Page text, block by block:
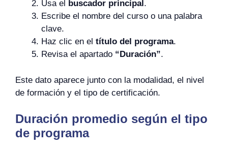
Usa el buscador principal.
Escribe el nombre del curso o una palabra
clave.
Haz clic en el título del programa.
Revisa el apartado “Duración”.
Este dato aparece junto con la modalidad, el nivel
de formación y el tipo de certificación.
Duración promedio según el tipo
de programa